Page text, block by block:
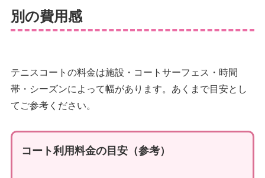
別の費用感
テニスコートの料金は施設・コートサーフェス・時間
帯・シーズンによって幅があります。あくまで目安とし
てご参考ください。
コート利用料金の目安（参考）